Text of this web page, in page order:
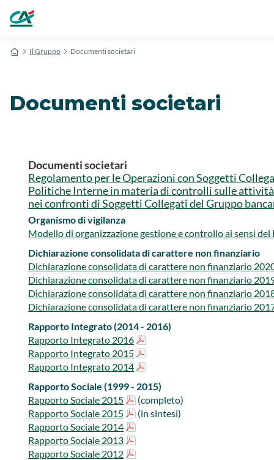
Il Gruppo Documenti societari
Documenti societari
Documenti societari
Regolamento per le Operazioni con Soggetti
Politiche Interne in materia di controlli sulle
nei confronti di Soggetti Collegati del Gruppo
Organismo di vigilanza
Modello di organizzazione gestione e controllo ai sensi del
Dichiarazione consolidata di carattere non finanziario
Dichiarazione consolidata di carattere non finanziario​
Dichiarazione consolidata di carattere non finanziario​
Dichiarazione consolidata di carattere non finanziario
Dichiarazione consolidata di carattere non finanziario​
Rapporto Integrato (2014 - 2016)​​​
Rapporto Integrato 2016
Rapporto Integrato 2015
Rapporto Integrato 2014
Rapporto Sociale (1999 - 2015)
​Rapporto Sociale 2015
(completo)
Rapporto Sociale 2015
(in sintesi​)
Rapporto Sociale 2014
Rapporto Sociale 2013
Rapporto Sociale 2012